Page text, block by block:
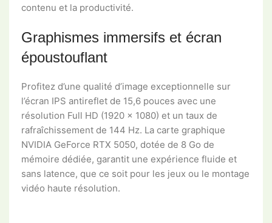
contenu et la productivité.
Graphismes immersifs et écran
époustouflant
Profitez d’une qualité d’image exceptionnelle sur
l’écran IPS antireflet de 15,6 pouces avec une
résolution Full HD (1920 x 1080) et un taux de
rafraîchissement de 144 Hz. La carte graphique
NVIDIA GeForce RTX 5050, dotée de 8 Go de
mémoire dédiée, garantit une expérience fluide et
sans latence, que ce soit pour les jeux ou le montage
vidéo haute résolution.